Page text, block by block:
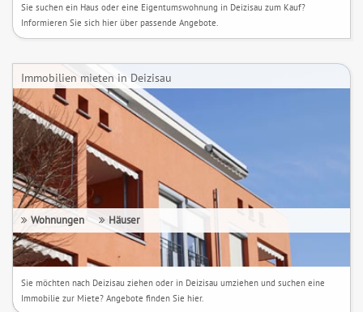
Sie suchen ein Haus oder eine Eigentumswohnung in Deizisau zum Kauf?
Informieren Sie sich hier über passende Angebote.
Immobilien mieten in Deizisau
Wohnungen Häuser
Sie möchten nach Deizisau ziehen oder in Deizisau umziehen und suchen eine
Immobilie zur Miete? Angebote finden Sie hier.